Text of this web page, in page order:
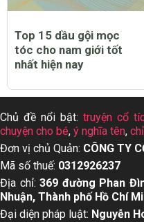
Top 15 dầu gội mọc
tóc cho nam giới tốt
nhất hiện nay
Chủ đề nổi bật:truyện cổ
chuyện cho bé, ý nghĩa tên,
Đơn vị chủ Quản: CÔNG TY
Mã số thuế: 0312926237
Địa chỉ:369 đường Phan
Nhuận, Thành phố Hồ Chí
Đại diện pháp luật: Nguyễn